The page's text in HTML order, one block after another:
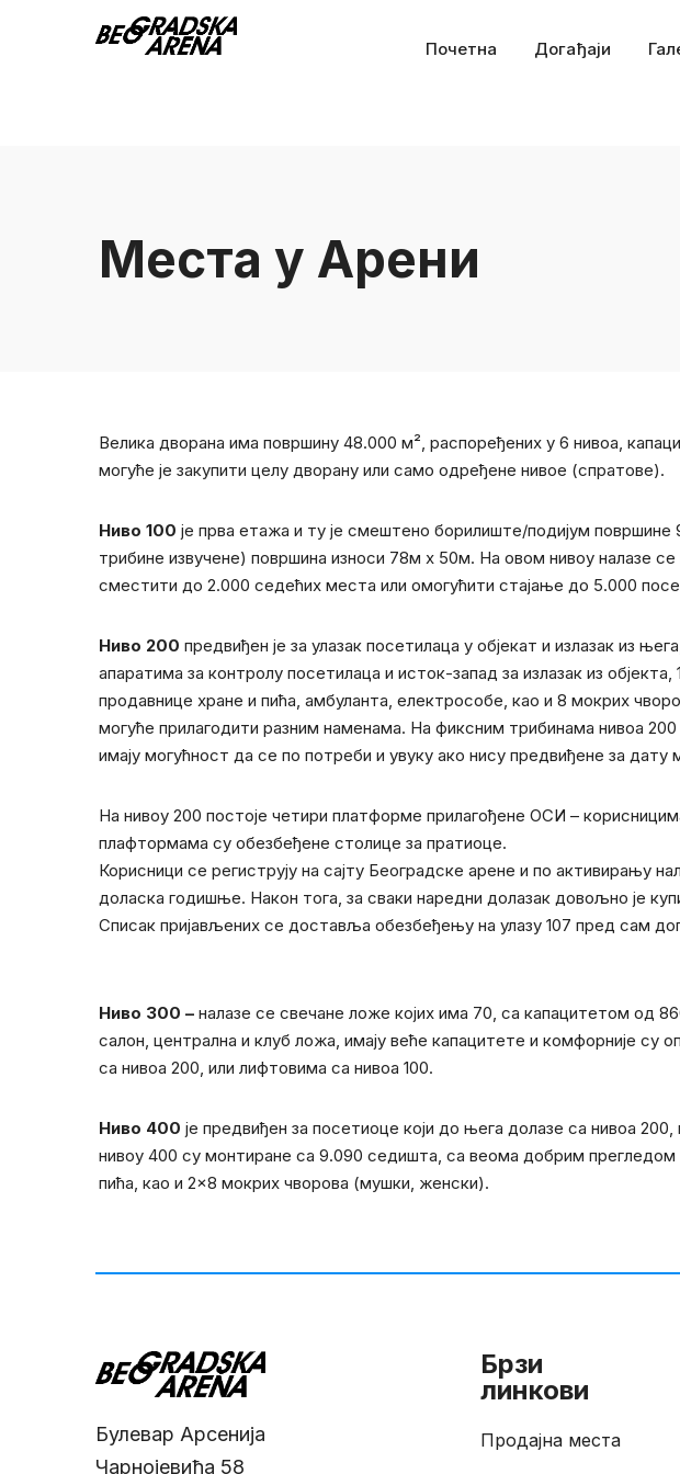
Почетна Догађаји
Места у Арени
Велика дворана има површину 48.000 м², распоређених у 6 нивоа,
могуће је закупити целу дворану или само одређене нивое (спратове).
Ниво 100 је прва етажа и ту је смештенo борилиште/подијум
трибине извучене) површина износи 78м x 50м. На овом нивоу налазе
сместити до 2.000 седећих места или омогућити стајање до 5.000
Ниво 200 предвиђен је за улазак посетилаца у објекат и излазак из
апаратима за контролу посетилаца и исток-запад за излазак из
продавнице хране и пића, амбуланта, електрособе, као и 8 мокрих
могуће прилагодити разним наменама. На фиксним трибинама нивоа
имају могућност да се по потреби и увуку ако нису предвиђене за дату
На нивоу 200 постоје четири платформе прилагођене ОСИ –
плафтормама су обезбеђене столице за пратиоце.
Корисници се региструју на сајту Београдске арене и по активирању
доласка годишње. Након тога, за сваки наредни долазак довољно је
Списак пријављених се доставља обезбеђењу на улазу 107 пред сам
Ниво 300 – налазе се свечане ложе којих има 70, са капацитетом од
салон, централна и клуб ложа, имају веће капацитете и комфорније
са нивоа 200, или лифтовима са нивоа 100.
Ниво 400 је предвиђен за посетиоце који до њега долазе са нивоа
нивоу 400 су монтиране са 9.090 седишта, са веома добрим
пића, као и 2×8 мокрих чворoва (мушки, женски).
Булевар Арсенија
Чарнојевића 58
Брзи
линкови
Продајна места